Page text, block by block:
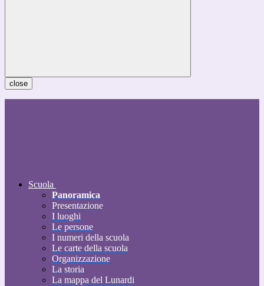
close
Scuola
Panoramica
Presentazione
I luoghi
Le persone
I numeri della scuola
Le carte della scuola
Organizzazione
La storia
La mappa del Lunardi